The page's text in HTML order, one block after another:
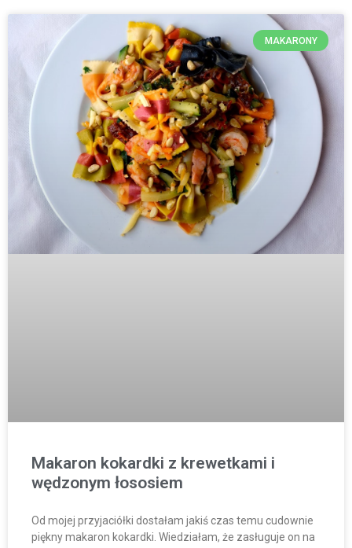
MAKARONY
Makaron kokardki z krewetkami i
wędzonym łososiem
Od mojej przyjaciółki dostałam jakiś czas temu cudownie
piękny makaron kokardki. Wiedziałam, że zasługuje on na